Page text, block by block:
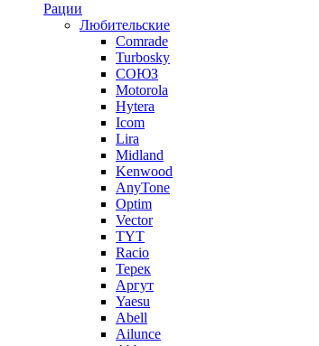
Рации
Любительские
Comrade
Turbosky
СОЮЗ
Motorola
Hytera
Icom
Lira
Midland
Kenwood
AnyTone
Optim
Vector
TYT
Racio
Терек
Аргут
Yaesu
Abell
Ailunce